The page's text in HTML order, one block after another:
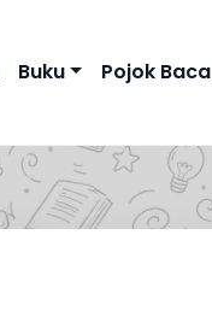
Buku Pojok Baca